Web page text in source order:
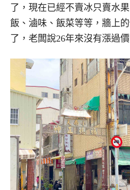
了，現在已經不賣冰只賣水
飯、滷味、飯菜等等，牆上
了，老闆說26年來沒有漲過價